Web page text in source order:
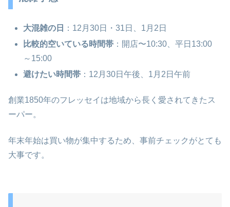
大混雑の日
：12月30日・31日、1月2日
比較的空いている時間帯 ：開店〜10:30、平日13:00
～15:00
避けたい時間帯 ：12月30日午後、1月2日午前
創業1850年のフレッセイは地域から長く愛されてきたス
ーパー。
年末年始は買い物が集中するため、事前チェックがとても
大事です。